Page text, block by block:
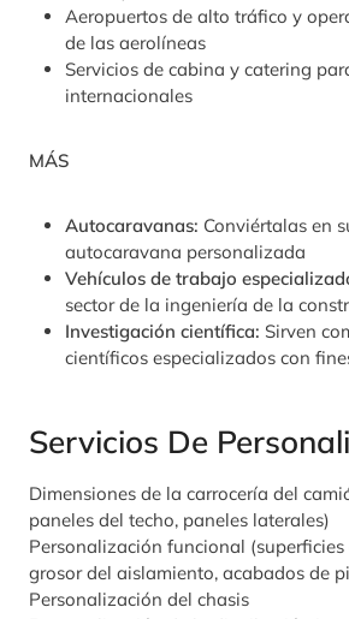
Aeropuertos de alto tráfico y
de las aerolíneas
Servicios de cabina y catering
internacionales
MÁS
Autocaravanas: Conviértalas en
autocaravana personalizada
Vehículos de trabajo
sector de la ingeniería de la
Investigación científica: Sirven
científicos especializados con
Servicios De
Dimensiones de la carrocería del
paneles del techo, paneles laterales)
Personalización funcional
grosor del aislamiento, acabados de
Personalización del chasis